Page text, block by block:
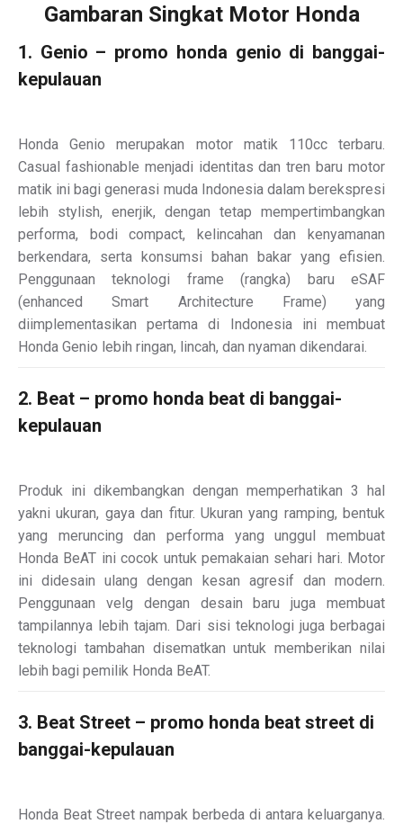
Gambaran Singkat Motor Honda
1. Genio – promo honda genio di banggai-
kepulauan
Honda Genio merupakan motor matik 110cc terbaru.
Casual fashionable menjadi identitas dan tren baru motor
matik ini bagi generasi muda Indonesia dalam berekspresi
lebih stylish, enerjik, dengan tetap mempertimbangkan
performa, bodi compact, kelincahan dan kenyamanan
berkendara, serta konsumsi bahan bakar yang efisien.
Penggunaan teknologi frame (rangka) baru eSAF
(enhanced Smart Architecture Frame) yang
diimplementasikan pertama di Indonesia ini membuat
Honda Genio lebih ringan, lincah, dan nyaman dikendarai.
2. Beat – promo honda beat di banggai-
kepulauan
Produk ini dikembangkan dengan memperhatikan 3 hal
yakni ukuran, gaya dan fitur. Ukuran yang ramping, bentuk
yang meruncing dan performa yang unggul membuat
Honda BeAT ini cocok untuk pemakaian sehari hari. Motor
ini didesain ulang dengan kesan agresif dan modern.
Penggunaan velg dengan desain baru juga membuat
tampilannya lebih tajam. Dari sisi teknologi juga berbagai
teknologi tambahan disematkan untuk memberikan nilai
lebih bagi pemilik Honda BeAT.
3. Beat Street – promo honda beat street di
banggai-kepulauan
Honda Beat Street nampak berbeda di antara keluarganya.